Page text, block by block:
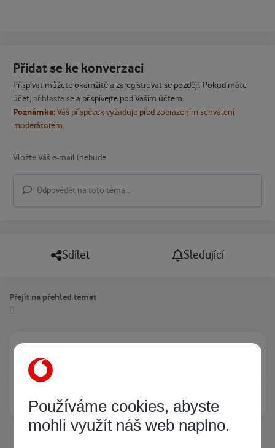
Přidat se ke konverzaci
Přispívat můžete okamžitě a zaregistrovat se později. Pokud máte
účet, přihlaste sea přispívejte pod Vaším účtem.
Poznámka:Váš příspěvek vyžaduje před zobrazením schválení
moderátorem.
Odpovědět na toto téma...
Sdílet Sledující
Přejít na přehled témat
Právě prohlíží tuto stránku
Žádný registrovaný uživatel si neprohlíží tuto stránku
Používáme cookies, abyste
mohli využít náš web naplno.